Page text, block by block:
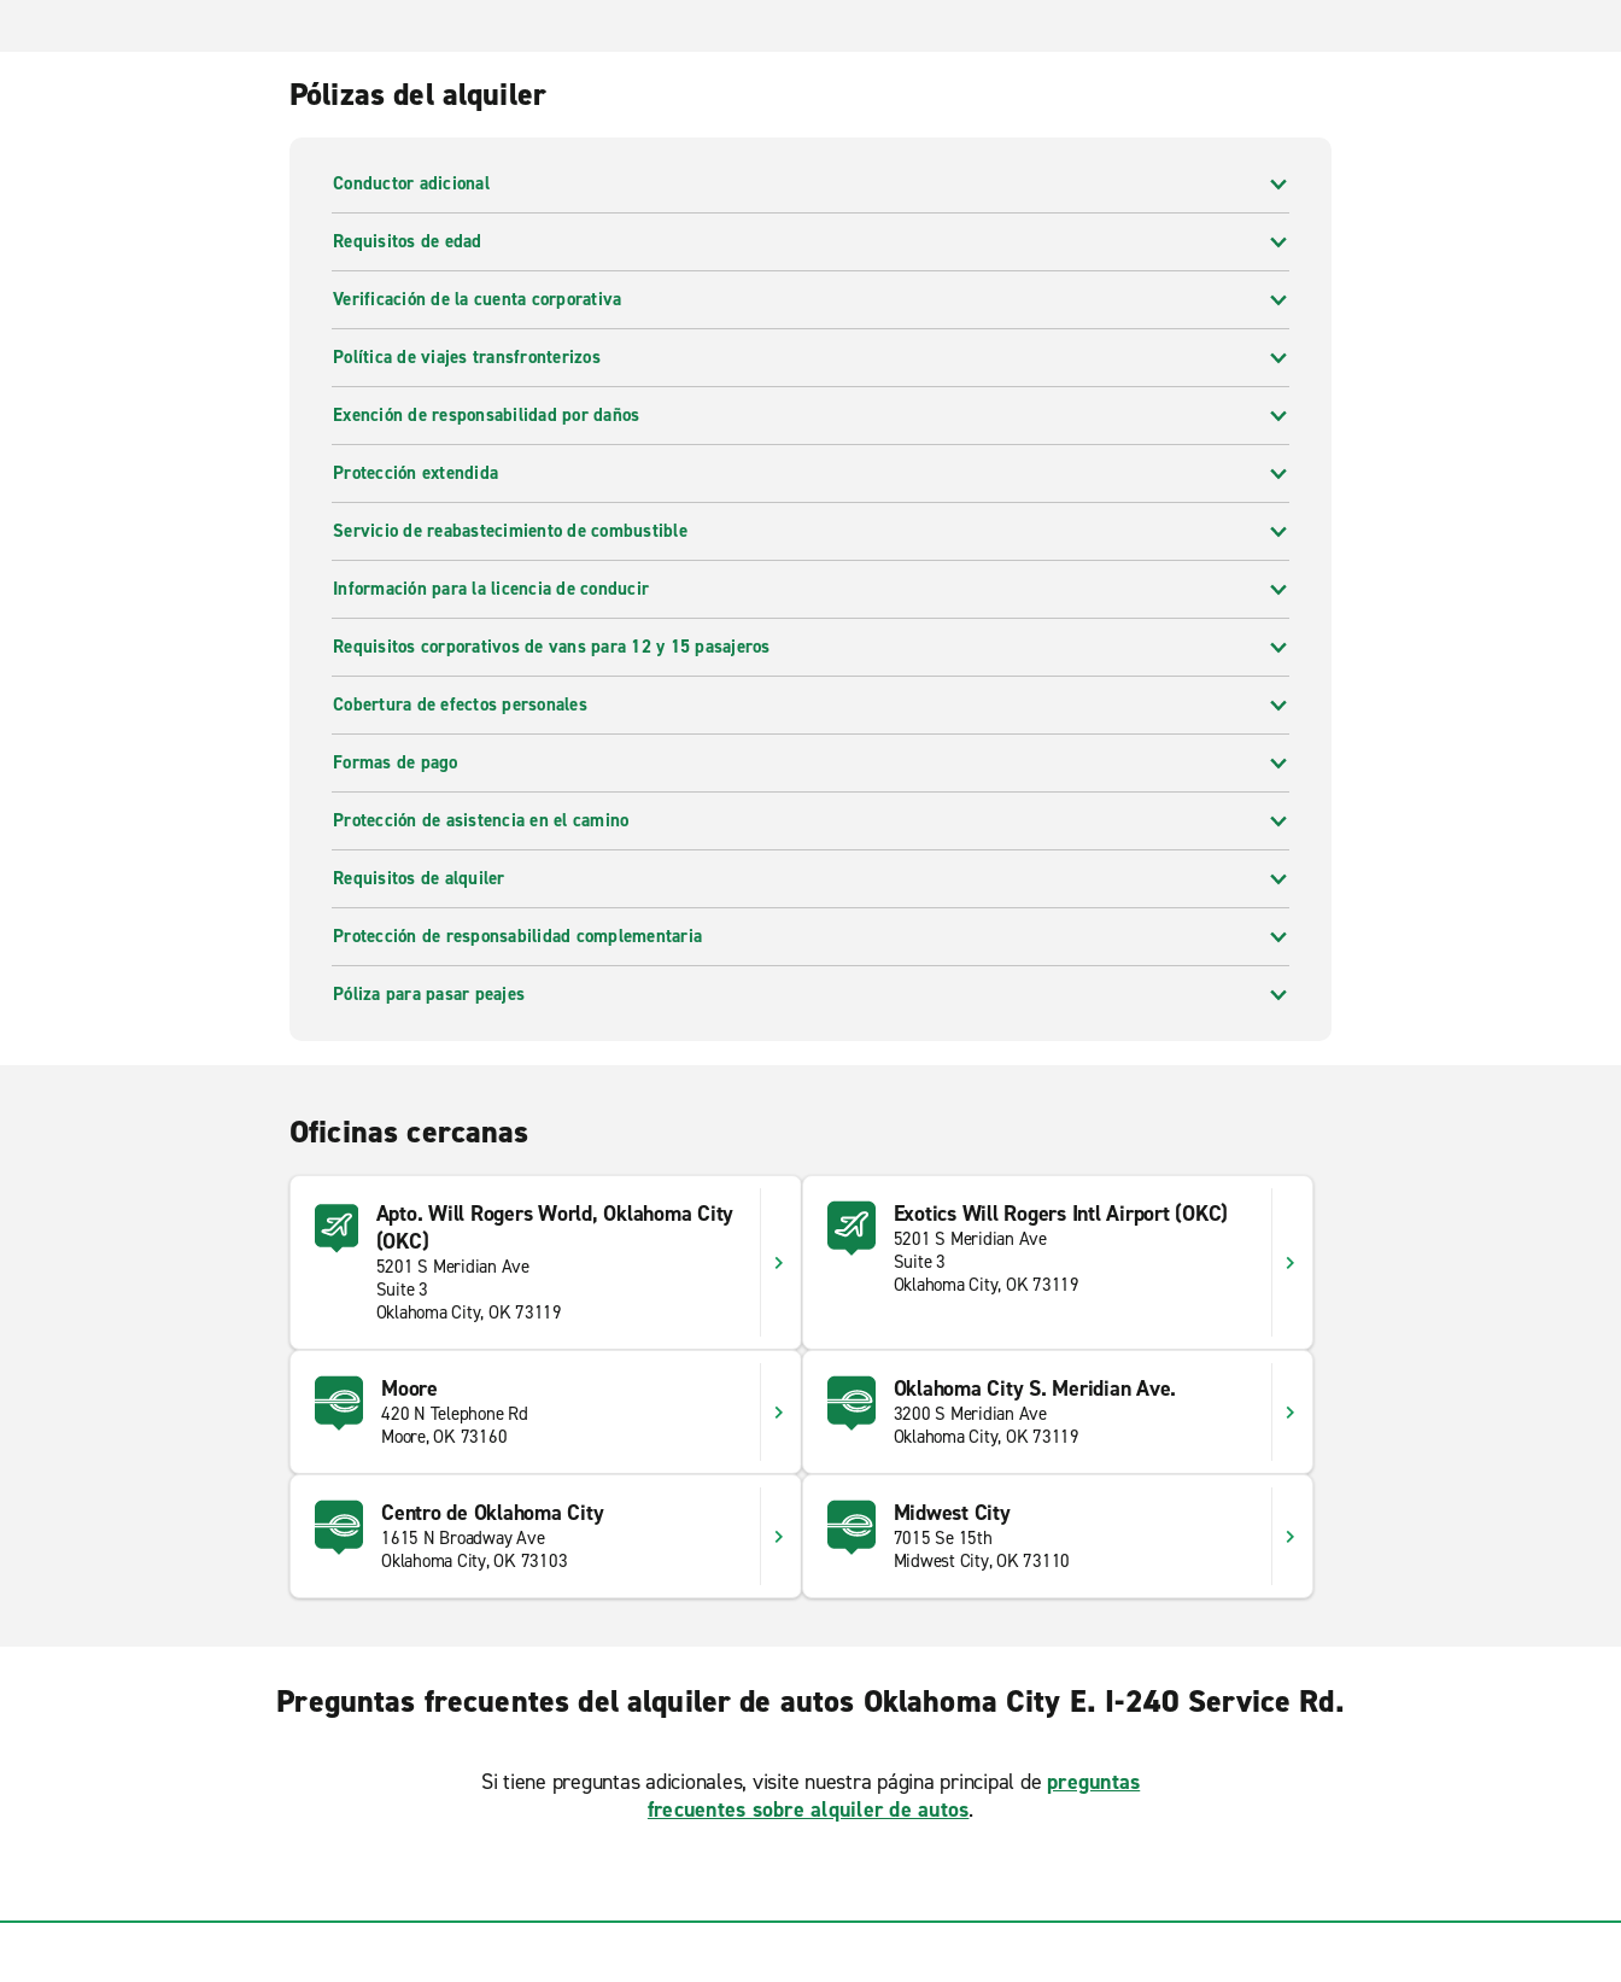
Pólizas del alquiler
Conductor adicional
Requisitos de edad
Verificación de la cuenta corporativa
Política de viajes transfronterizos
Exención de responsabilidad por daños
Protección extendida
Servicio de reabastecimiento de combustible
Información para la licencia de conducir
Requisitos corporativos de vans para 12 y 15 pasajeros
Cobertura de efectos personales
Formas de pago
Protección de asistencia en el camino
Requisitos de alquiler
Protección de responsabilidad complementaria
Póliza para pasar peajes
Oficinas cercanas
Apto. Will Rogers World, Oklahoma City
(OKC)
5201 S Meridian Ave
Suite 3
Oklahoma City, OK 73119
Exotics Will Rogers Intl Airport (OKC)
5201 S Meridian Ave
Suite 3
Oklahoma City, OK 73119
Moore
420 N Telephone Rd
Moore, OK 73160
Oklahoma City S. Meridian Ave.
3200 S Meridian Ave
Oklahoma City, OK 73119
Centro de Oklahoma City
1615 N Broadway Ave
Oklahoma City, OK 73103
Midwest City
7015 Se 15th
Midwest City, OK 73110
Preguntas frecuentes del alquiler de autos Oklahoma City E. I-240 Service Rd.
Si tiene preguntas adicionales, visite nuestra página principal de preguntas
frecuentes sobre alquiler de autos.